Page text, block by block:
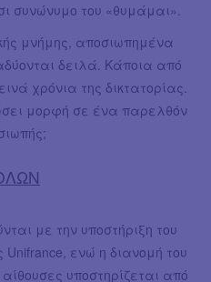
συνώνυμο του «θυμάμαι».
μνήμης, αποσιωπημένα
δειλά. Κάποια από
χρόνια της δικτατορίας.
μορφή σε ένα παρελθόν
με την υποστήριξη του
Unifrance, ενώ η διανομή του
υποστηρίζεται από